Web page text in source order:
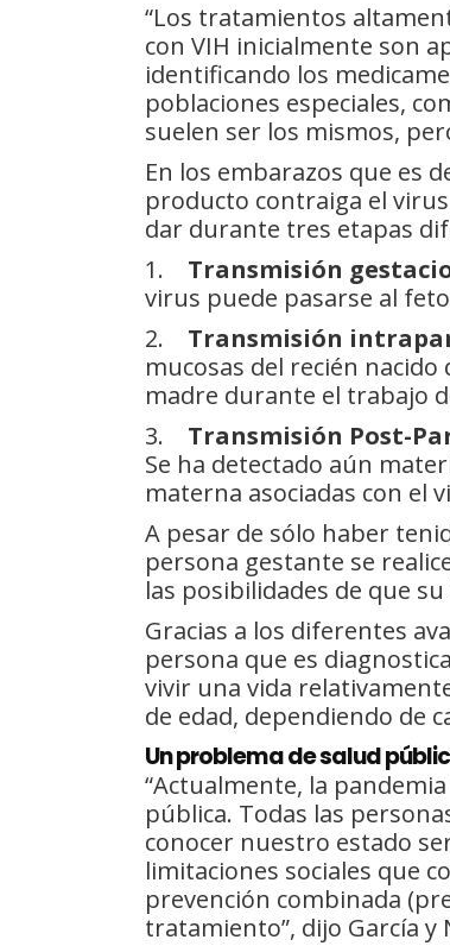
“Los tratamientos
con VIH inicialmente son
identificando los
poblaciones especiales,
suelen ser los mismos,
En los embarazos que es
producto contraiga el
dar durante tres etapas
1. Transmisión
virus puede pasarse al
2. Transmisión
mucosas del recién
madre durante el trabajo
3. Transmisión Post-
Se ha detectado aún
materna asociadas con el
A pesar de sólo haber
persona gestante se
las posibilidades de que
Gracias a los diferentes
persona que es
vivir una vida
de edad, dependiendo de
Un problema de salud
“Actualmente, la
pública. Todas las
conocer nuestro estado
limitaciones sociales que
prevención combinada
tratamiento”, dijo García y